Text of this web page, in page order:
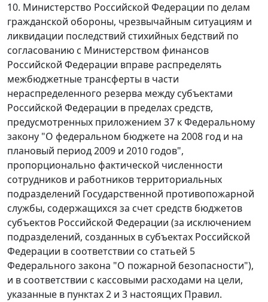
10. Министерство Российской Федерации по делам
гражданской обороны, чрезвычайным ситуациям и
ликвидации последствий стихийных бедствий по
согласованию с Министерством финансов
Российской Федерации вправе распределять
межбюджетные трансферты в части
нераспределенного резерва между субъектами
Российской Федерации в пределах средств,
предусмотренных приложением 37 к Федеральному
закону "О федеральном бюджете на 2008 год и на
плановый период 2009 и 2010 годов",
пропорционально фактической численности
сотрудников и работников территориальных
подразделений Государственной противопожарной
службы, содержащихся за счет средств бюджетов
субъектов Российской Федерации (за исключением
подразделений, созданных в субъектах Российской
Федерации в соответствии со статьей 5
Федерального закона "О пожарной безопасности"),
и в соответствии с кассовыми расходами на цели,
указанные в пунктах 2 и 3 настоящих Правил.